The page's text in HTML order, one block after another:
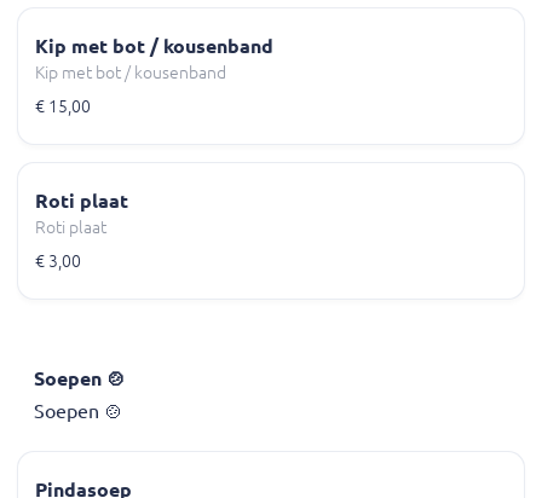
Kip met bot / kousenband
Kip met bot / kousenband
€ 15,00
Roti plaat
Roti plaat
€ 3,00
Soepen 🍲
Soepen 🍲
Pindasoep